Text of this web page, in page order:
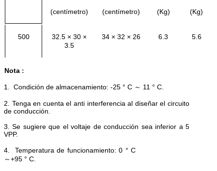
(centímetro) (centímetro) (Kg) (Kg)
500
32.5 × 30 ×
3.5
34 × 32 × 26 6.3 5.6
Nota :
1. Condición de almacenamiento: -25 ° C ～ 11 ° C.
2. Tenga en cuenta el anti interferencia al diseñar el circuito
de conducción.
3. Se sugiere que el voltaje de conducción sea inferior a 5
VPP.
4. Temperatura de funcionamiento: 0 ° C
～+95 ° C.